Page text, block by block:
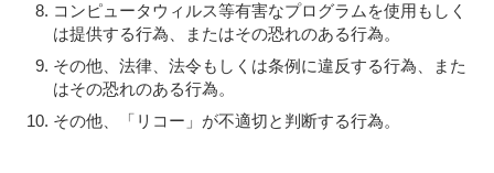
コンピュータウィルス等有害なプログラムを使用もしく
は提供する行為、またはその恐れのある行為。
その他、法律、法令もしくは条例に違反する行為、また
はその恐れのある行為。
その他、「リコー」が不適切と判断する行為。